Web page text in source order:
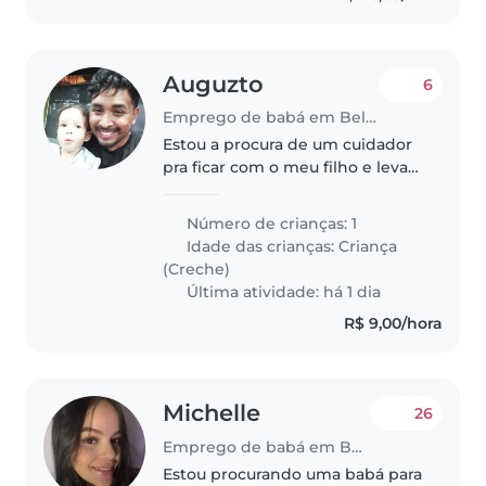
Auguzto
Emprego de babá em Belém
6
Estou a procura de um cuidador
pra ficar com o meu filho e levar
anos, se chama Vicente e é uma
criança muito amigável e
brincalhona. Fico a disposição..
Número de crianças: 1
Idade das crianças:Criança
(Creche)
Última atividade: há 1 dia
R$ 9,00/hora
Michelle
Emprego de babá em Belém
26
Estou procurando uma babá para